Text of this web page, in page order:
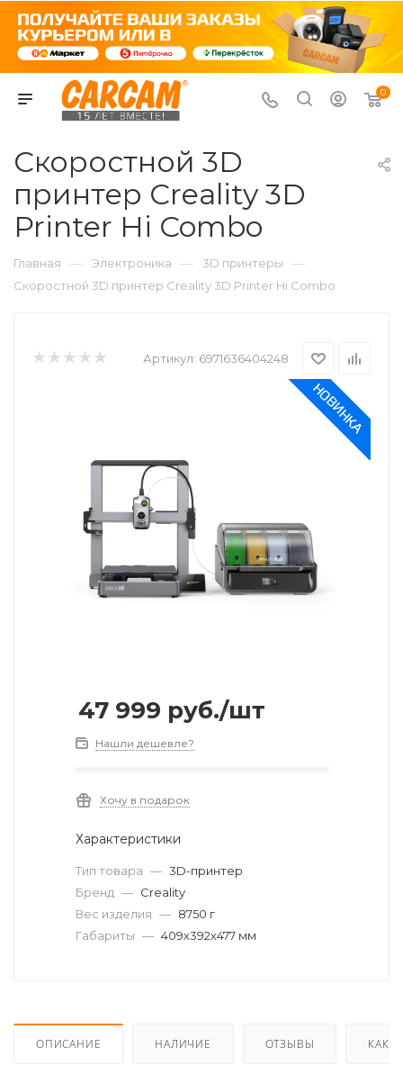
0
Скоростной 3D
принтер Creality 3D
Printer Hi Combo
Главная — Электроника — 3D принтеры —
Скоростной 3D принтер Creality 3D Printer Hi Combo
Артикул: 6971636404248
47 999 руб./шт
Нашли дешевле?
Хочу в подарок
Характеристики
Тип товара — 3D-принтер
Бренд — Creality
Вес изделия — 8750 г
Габариты — 409х392х477 мм
ОПИСАНИЕ НАЛИЧИЕ ОТЗЫВЫ КАК